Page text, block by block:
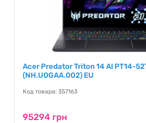
Acer Predator Triton 14 AI PT14-
(NH.U0GAA.002) EU
Код товара: 357163
95294 грн